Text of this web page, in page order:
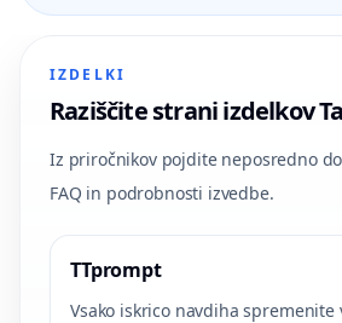
IZDELKI
Raziščite strani izdelkov
Iz priročnikov pojdite neposredno
FAQ in podrobnosti izvedbe.
TTprompt
Vsako iskrico navdiha spremenite